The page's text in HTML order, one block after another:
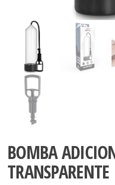
BOMBA
TRANSPARENTE